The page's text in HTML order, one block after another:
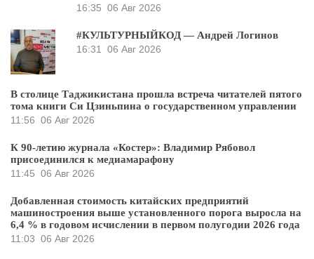
16:35 06 Авг 2026
#КУЛЬТУРНЫЙКОД — Андрей Логинов
16:31
06 Авг 2026
В столице Таджикистана прошла встреча читателей пятого
тома книги Си Цзиньпина о государственном управлении
11:56 06 Авг 2026
К 90-летию журнала «Костер»: Владимир Рябовол
присоединился к медиамарафону
11:45 06 Авг 2026
Добавленная стоимость китайских предприятий
машиностроения выше установленного порога выросла на
6,4 % в годовом исчислении в первом полугодии 2026 года
11:03 06 Авг 2026